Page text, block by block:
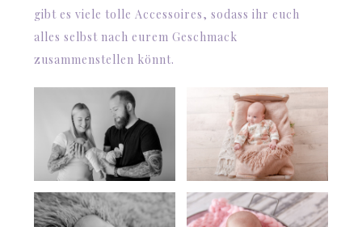
gibt es viele tolle Accessoires, sodass ihr euch
alles selbst nach eurem Geschmack
zusammenstellen könnt.